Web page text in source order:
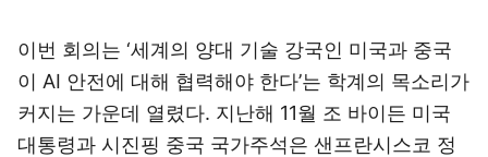
이번 회의는 ‘세계의 양대 기술 강국인 미국과 중국
이 AI 안전에 대해 협력해야 한다’는 학계의 목소리가
커지는 가운데 열렸다. 지난해 11월 조 바이든 미국
대통령과 시진핑 중국 국가주석은 샌프란시스코 정